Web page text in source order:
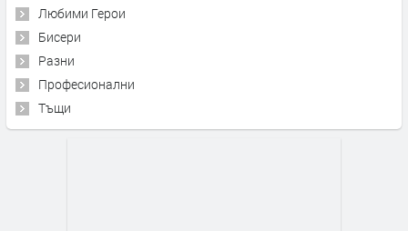
Любими Герои
Бисери
Разни
Професионални
Тъщи